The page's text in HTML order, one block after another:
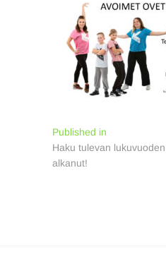
Artikkelien
selaus
Published in
Haku tulevan
alkanut!